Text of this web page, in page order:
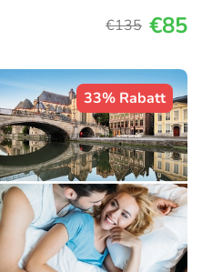
€135 €85
33% Rabatt